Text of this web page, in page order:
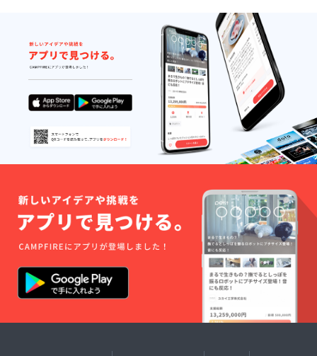
上の都
合等に
より出
荷時期
が遅れ
る場合
があり
ます。
※税込、
送料込
みの価
す。